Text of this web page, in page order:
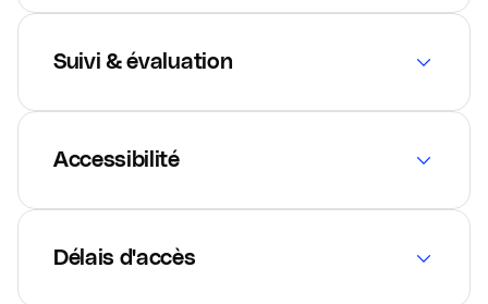
Suivi & évaluation
Accessibilité
Délais d'accès